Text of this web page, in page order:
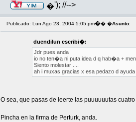
�'); //-->
Publicado: Lun Ago 23, 2004 5:05 pm�� �Asunto:
duendilun escribi�:
Jdr pues anda
io no ten�a ni puta idea d q hab�a +
Siento molestar ....
ah i muxas gracias x esa pedazo d
O sea, que pasas de leerte las puuuuuutas
Pincha en la firma de Perturk, anda.